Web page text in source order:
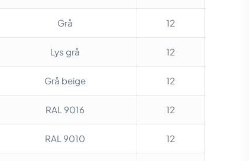
Grå 12
Lys grå 12
Grå beige 12
RAL 9016 12
RAL 9010 12